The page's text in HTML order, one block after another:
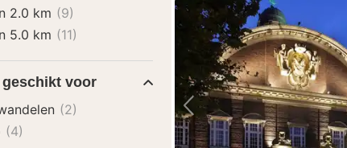
Vorige foto
2.0 km (9)
5.0 km (11)
voor
(2)
(4)